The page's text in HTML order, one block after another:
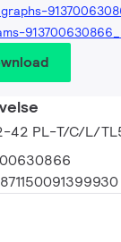
42 PL-T/C/L/
871150091399930